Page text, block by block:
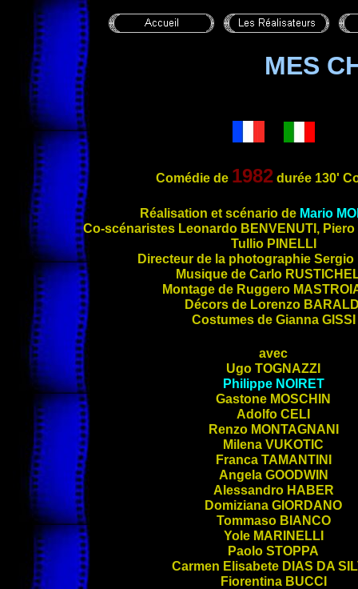
MES
Comédie de 1982durée 130'
Réalisation et scénario de Mario
Co-scénaristes Leonardo BENVENUTI, Piero
Tullio PINELLI
Directeur de la photographie Sergio
Musique de Carlo
Montage de Ruggero
Décors de Lorenzo
Costumes de Gianna GISSI
avec
Ugo TOGNAZZI
Philippe NOIRET
Gastone MOSCHIN
Adolfo CELI
Renzo MONTAGNANI
Milena VUKOTIC
Franca TAMANTINI
Angela GOODWIN
Alessandro HABER
Domiziana GIORDANO
Tommaso BIANCO
Yole MARINELLI
Paolo STOPPA
Carmen Elisabete DIAS DA
Fiorentina BUCCI